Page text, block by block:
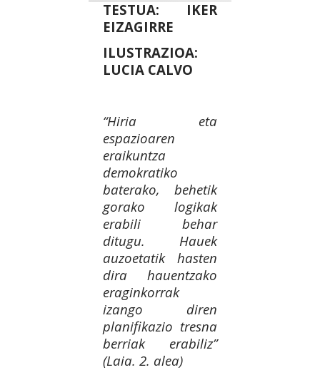
TESTUA: IKER
EIZAGIRRE
ILUSTRAZIOA:
LUCIA CALVO
“Hiria eta
espazioaren
eraikuntza
demokratiko
baterako, behetik
gorako logikak
erabili behar
ditugu. Hauek
auzoetatik hasten
dira hauentzako
eraginkorrak
izango diren
planifikazio tresna
berriak erabiliz”
(Laia. 2. alea)